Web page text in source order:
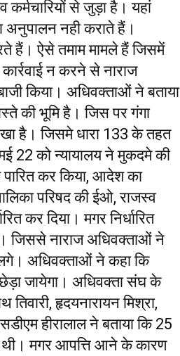
से जुड़ा है। यहां
नही कराते हैं।
हैं। ऐसे तमाम मामले हैंं जिसमें
न करने से नाराज
किया। अधिवक्ताओं ने बताया
की भूमि है। जिस पर गंगा
है। जिसमे धारा 133 के तहत
22 को न्यायालय ने मुकदमे की
कर किया, आदेश का
परिषद की ईओ, राजस्व
कर दिया। मगर निर्धारित
जिससे नाराज अधिवक्ताओं ने
अधिवक्ताओं ने कहा कि
जायेगा। अधिवक्ता संघ के
तिवारी, हृदयनारायन मिश्रा,
हीरालाल ने बताया कि 25
थी। मगर आपत्ति आने के कारण